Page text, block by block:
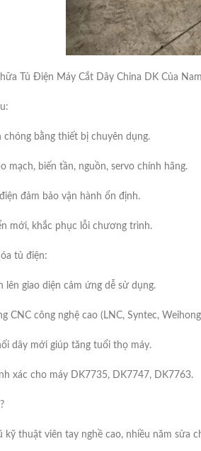
Tủ Điện Máy Cắt Dây China DK Của
chóng bằng thiết bị chuyên dụng.
mạch, biến tần, nguồn, servo chính hãng.
đảm bảo vận hành ổn định.
mới, khắc phục lỗi chương trình.
tủ điện:
lên giao diện cảm ứng dễ sử dụng.
CNC công nghệ cao (LNC, Syntec,
dây mới giúp tăng tuổi thọ máy.
xác cho máy DK7735, DK7747, DK7763.
kỹ thuật viên tay nghề cao, nhiều năm sửa